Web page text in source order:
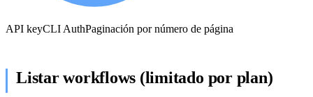
API keyCLI AuthPaginación por número de página
Listar workflows (limitado por plan)